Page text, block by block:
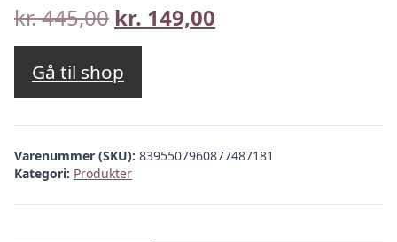
kr.445,00 Den
oprindelige
pris
var:
kr. 445,00.
kr. 149,00
kr. 149,00.
Gå til shop
Varenummer (SKU): 8395507960877487181
Kategori: Produkter